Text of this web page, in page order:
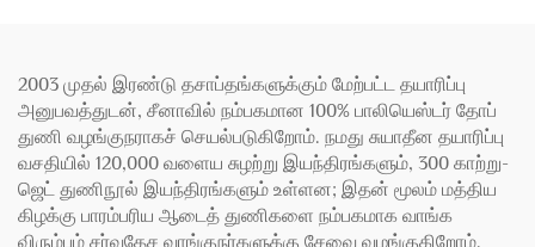
2003 முதல் இரண்டு தசாப்தங்களுக்கும் மேற்பட்ட தயாரிப்பு
அனுபவத்துடன், சீனாவில் நம்பகமான 100% பாலியெஸ்டர் தோப்
துணி வழங்குநராகச் செயல்படுகிறோம். நமது சுயாதீன தயாரிப்பு
வசதியில் 120,000 வளைய சுழற்று இயந்திரங்களும், 300 காற்று-
ஜெட் துணிநூல் இயந்திரங்களும் உள்ளன; இதன் மூலம் மத்திய
கிழக்கு பாரம்பரிய ஆடைத் துணிகளை நம்பகமாக வாங்க
விரும்பும் சர்வதேச வாங்குநர்களுக்கு சேவை வழங்குகிறோம்.